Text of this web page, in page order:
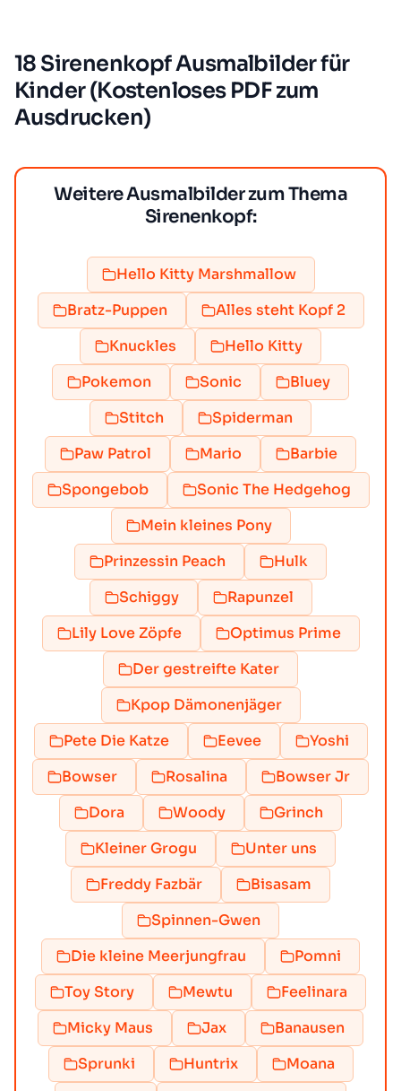
18 Sirenenkopf Ausmalbilder für
Kinder (Kostenloses PDF zum
Ausdrucken)
Weitere Ausmalbilder zum Thema
Sirenenkopf:
Hello Kitty Marshmallow
Bratz-Puppen
Alles steht Kopf 2
Knuckles
Hello Kitty
Pokemon
Sonic
Bluey
Stitch
Spiderman
Paw Patrol
Mario
Barbie
Spongebob
Sonic The Hedgehog
Mein kleines Pony
Prinzessin Peach
Hulk
Schiggy
Rapunzel
Lily Love Zöpfe
Optimus Prime
Der gestreifte Kater
Kpop Dämonenjäger
Pete Die Katze
Eevee
Yoshi
Bowser
Rosalina
Bowser Jr
Dora
Woody
Grinch
Kleiner Grogu
Unter uns
Freddy Fazbär
Bisasam
Spinnen-Gwen
Die kleine Meerjungfrau
Pomni
Toy Story
Mewtu
Feelinara
Micky Maus
Jax
Banausen
Sprunki
Huntrix
Moana